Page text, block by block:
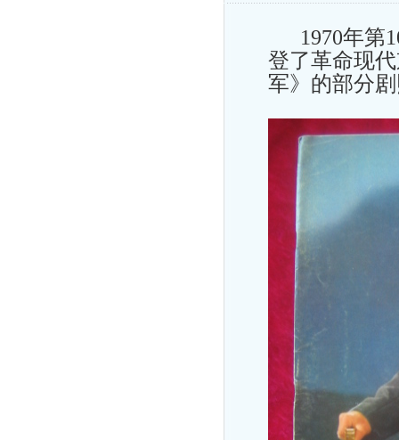
1970年第
登了革命现
军》的部分